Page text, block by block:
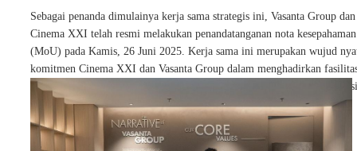
Sebagai penanda dimulainya kerja sama strategis ini, Vasanta Group dan
Cinema XXI telah resmi melakukan penandatanganan nota kesepahaman
(MoU) pada Kamis, 26 Juni 2025. Kerja sama ini merupakan wujud
komitmen Cinema XXI dan Vasanta Group dalam menghadirkan
hiburan menonton film yang modern dan berkualitas di jantung destinasi
pariwisata unggulan nasional.